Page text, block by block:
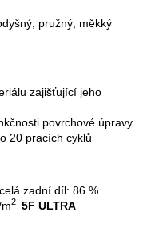
pružný, měkký
zajišťující jeho
povrchové úpravy
20 pracích cyklů
zadní díl: 86 %
2 5F ULTRA